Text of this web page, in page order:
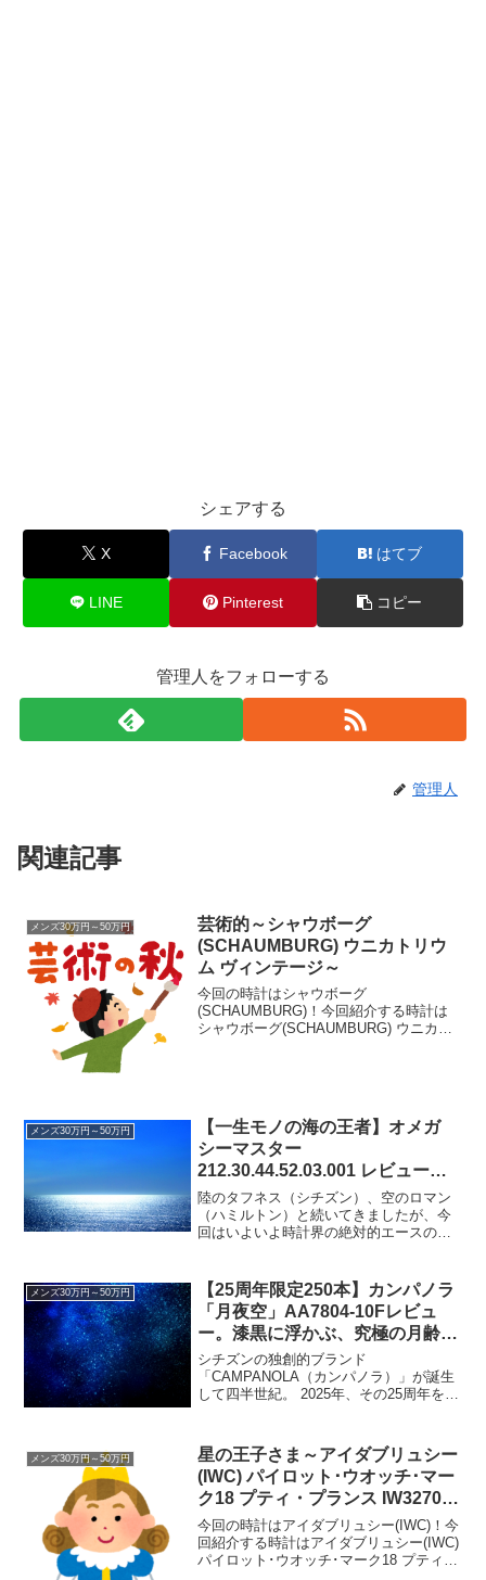
シェアする
X Facebook はてブ
LINE Pinterest コピー
管理人をフォローする
管理人
関連記事
メンズ30万円～50万円
芸術的～シャウボーグ
(SCHAUMBURG) ウニカトリウ
ム ヴィンテージ～
今回の時計はシャウボーグ
(SCHAUMBURG)！今回紹介する時計は
シャウボーグ(SCHAUMBURG) ウニカト
メンズ30万円～50万円
【一生モノの海の王者】オメガ
シーマスター
212.30.44.52.03.001 レビュー！
私の理想をすべて詰め込んだ贅沢
全部乗せモンスター
陸のタフネス（シチズン）、空のロマン
（ハミルトン）と続いてきましたが、今
回はいよいよ時計界の絶対的エースの一
メガ シーマスター ダイバー300M コーア
クシャル クロ...
メンズ30万円～50万円
【25周年限定250本】カンパノラ
「月夜空」AA7804-10Fレビュ
ー。漆黒に浮かぶ、究極の月齢盤
をその腕に。
シチズンの独創的ブランド
「CAMPANOLA（カンパノラ）」が誕生
して四半世紀。 2025年、その25周年を記
ら）」AA7804-10F。これまで数々の星空
を描いてきた...
メンズ30万円～50万円
星の王子さま～アイダブリュシー
(IWC) パイロット･ウオッチ･マー
ク18 プティ・プランス IW327010
～
今回の時計はアイダブリュシー(IWC)！今
回紹介する時計はアイダブリュシー(IWC)
パイロット･ウオッチ･マーク18 プティ・